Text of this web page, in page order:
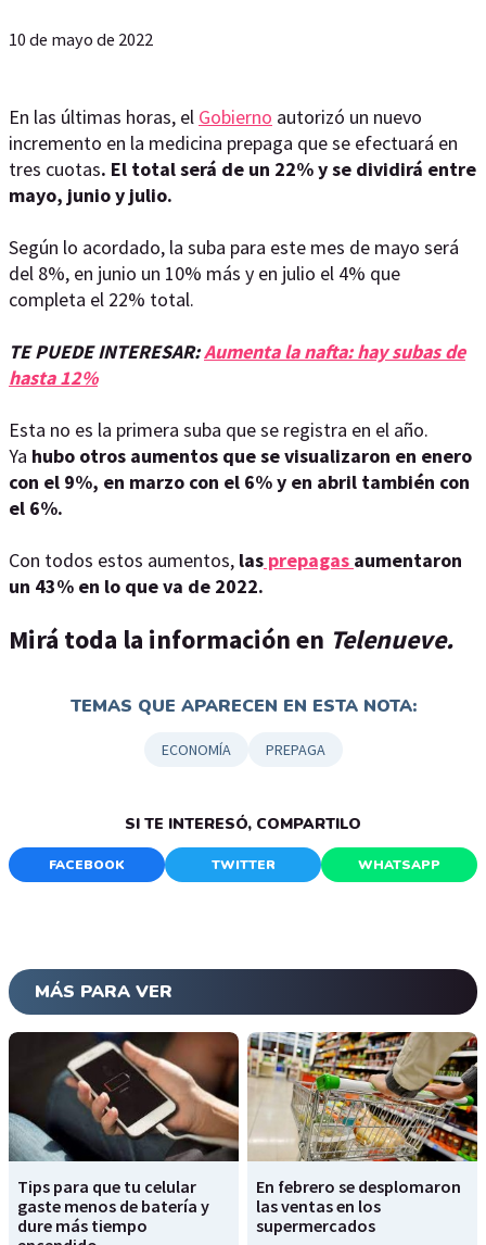
10 de mayo de 2022
En las últimas horas, el Gobierno autorizó un nuevo
incremento en la medicina prepaga que se efectuará en
tres cuotas. El total será de un 22% y se dividirá entre
mayo, junio y julio.
Según lo acordado, la suba para este mes de mayo será
del 8%, en junio un 10% más y en julio el 4% que
completa el 22% total.
TE PUEDE INTERESAR:Aumenta la nafta: hay subas de
hasta 12%
Esta no es la primera suba que se registra en el año.
Ya hubo otros aumentos que se visualizaron en enero
con el 9%, en marzo con el 6% y en abril también con
el 6%.
Con todos estos aumentos, las prepagas aumentaron
un 43% en lo que va de 2022.
Mirá toda la información en Telenueve.
TEMAS QUE APARECEN EN ESTA NOTA:
ECONOMÍA PREPAGA
SI TE INTERESÓ, COMPARTILO
FACEBOOK TWITTER WHATSAPP
MÁS PARA VER
Tips para que tu celular
gaste menos de batería y
dure más tiempo
En febrero se desplomaron
las ventas en los
supermercados